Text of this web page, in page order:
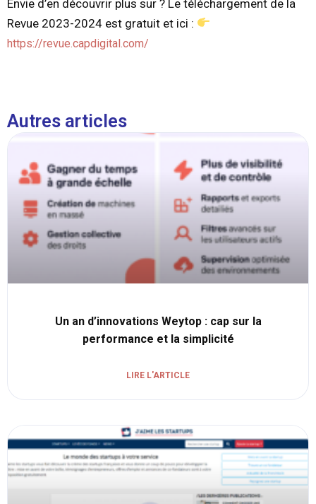
Envie d’en découvrir plus sur ? Le téléchargement de la
Revue 2023-2024 est gratuit et ici :
https://revue.capdigital.com/
Autres articles
Un an d’innovations Weytop : cap sur la
performance et la simplicité
LIRE L'ARTICLE